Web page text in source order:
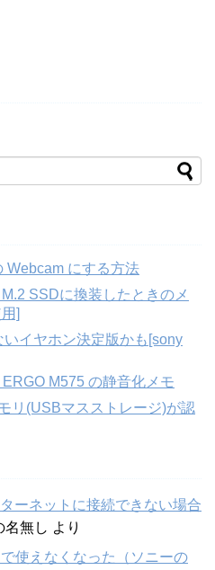
Webcam にする方法
SSDに換装したときのメ
]
イヤホン決定版かも[sony
M575 の静音化メモ
リ(USBマスストレージ)が認
ーネットに接続できない場合
名無し より
使えなくなった（ソニーの